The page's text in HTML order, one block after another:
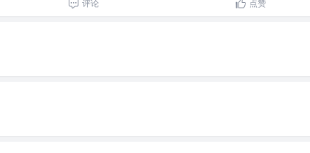
评论 点赞